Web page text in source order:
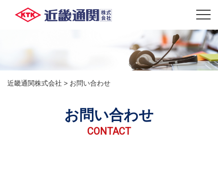
近畿通関株式会社 > お問い合わせ
お問い合わせ
CONTACT